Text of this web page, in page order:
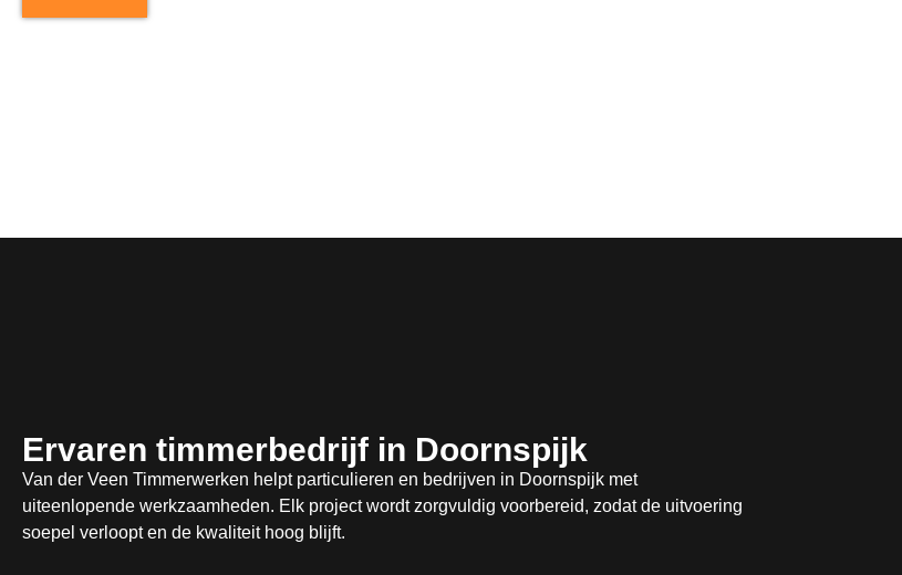
Ervaren timmerbedrijf in Doornspijk
Van der Veen Timmerwerken helpt particulieren en bedrijven in Doornspijk met
uiteenlopende werkzaamheden. Elk project wordt zorgvuldig voorbereid, zodat de uitvoering
soepel verloopt en de kwaliteit hoog blijft.